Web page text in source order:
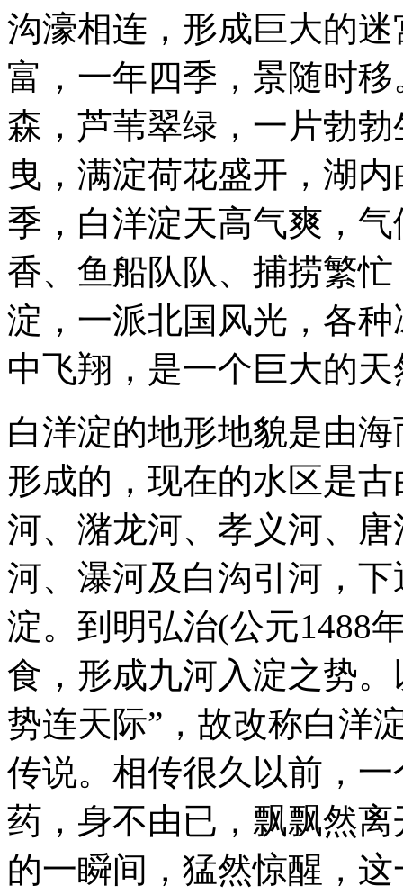
沟濠相连，形成巨大的
富，一年四季，景随时
森，芦苇翠绿，一片勃
曳，满淀荷花盛开，湖
季，白洋淀天高气爽，
香、鱼船队队、捕捞繁
淀，一派北国风光，各
中飞翔，是一个巨大的
白洋淀的地形地貌是由
形成的，现在的水区是
河、潴龙河、孝义河、
河、瀑河及白沟引河，
淀。到明弘治(公元1488
食，形成九河入淀之势
势连天际”，故改称白洋
传说。相传很久以前，
药，身不由已，飘飘然
的一瞬间，猛然惊醒，